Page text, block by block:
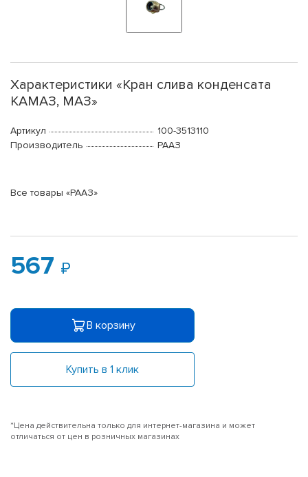
Характеристики «Кран слива конденсата
КАМАЗ, МАЗ»
Артикул
100-3513110
Производитель
РААЗ
Все товары «РААЗ»
567
В корзину
Купить в 1 клик
*Цена действительна только для интернет-магазина и может
отличаться от цен в розничных магазинах